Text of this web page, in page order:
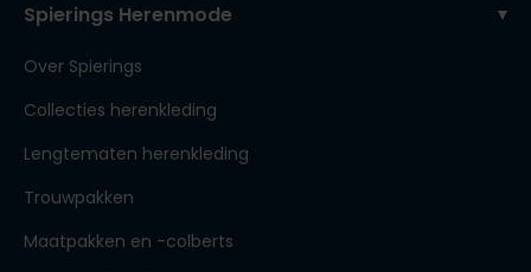
Spierings Herenmode
Over Spierings
Collecties herenkleding
Lengtematen herenkleding
Trouwpakken
Maatpakken en -colberts